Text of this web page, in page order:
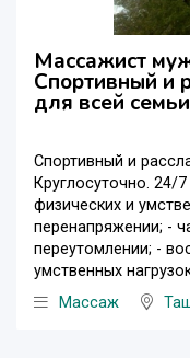
Массажист
Спортивный и
для всей семьи
Спортивный и
Круглосуточно. 24/
физических и
перенапряжении; -
переутомлении; -
умственных
Массаж